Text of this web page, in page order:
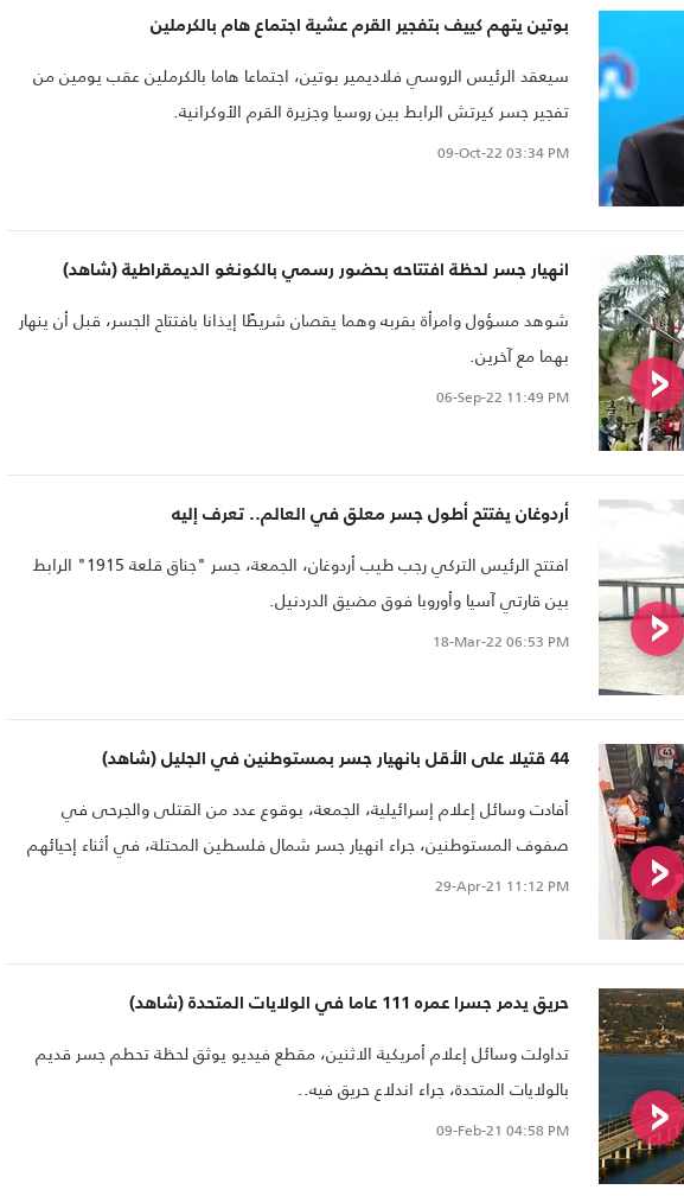
بوتين يتهم كييف بتفجير القرم عشية اجتماع هام بالكرملين
سيعقد الرئيس الروسي فلاديمير بوتين، اجتماعا هاما بالكرملين عقب يومين من
تفجير جسر كيرتش الرابط بين روسيا وجزيرة القرم الأوكرانية.
09-Oct-22 03:34 PM
انهيار جسر لحظة افتتاحه بحضور رسمي بالكونغو الديمقراطية (شاهد)
شوهد مسؤول وامرأة بقربه وهما يقصان شريطًا إيذانا بافتتاح الجسر، قبل أن ينهار
بهما مع آخرين.
06-Sep-22 11:49 PM
أردوغان يفتتح أطول جسر معلق في العالم.. تعرف إليه
افتتح الرئيس التركي رجب طيب أردوغان، الجمعة، جسر "جناق قلعة 1915" الرابط
بين قارتي آسيا وأوروبا فوق مضيق الدردنيل.
18-Mar-22 06:53 PM
44 قتيلا على الأقل بانهيار جسر بمستوطنين في الجليل (شاهد)
أفادت وسائل إعلام إسرائيلية، الجمعة، بوقوع عدد من القتلى والجرحى في
صفوف المستوطنين، جراء انهيار جسر شمال فلسطين المحتلة، في أثناء إحيائهم
ذكرى وفاة "ميرون" في جبل الجرمق بمدينة الجليل...
29-Apr-21 11:12 PM
حريق يدمر جسرا عمره 111 عاما في الولايات المتحدة (شاهد)
تداولت وسائل إعلام أمريكية الاثنين، مقطع فيديو يوثق لحظة تحطم جسر قديم
بالولايات المتحدة، جراء اندلاع حريق فيه..
09-Feb-21 04:58 PM